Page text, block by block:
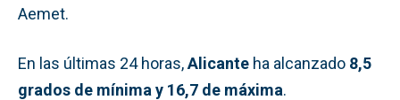
Aemet.
En las últimas 24 horas,Alicante ha alcanzado 8,5
grados de mínima y 16,7 de máxima.